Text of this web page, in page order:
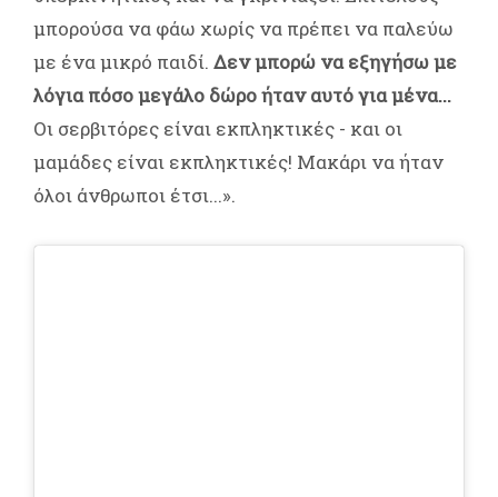
μπορούσα να φάω χωρίς να πρέπει να παλεύω
με ένα μικρό παιδί. Δεν μπορώ να εξηγήσω με
λόγια πόσο μεγάλο δώρο ήταν αυτό για μένα...
Οι σερβιτόρες είναι εκπληκτικές - και οι
μαμάδες είναι εκπληκτικές! Μακάρι να ήταν
όλοι άνθρωποι έτσι...».